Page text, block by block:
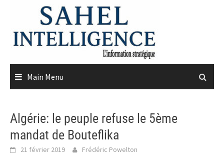
content
Main Menu
Algérie: le peuple refuse le 5ème
mandat de Bouteflika
21 février 2019 Frédéric Powelton